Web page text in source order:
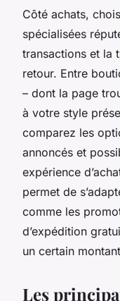
Côté achats,
spécialisées
transactions et la
retour. Entre
– dont la page
à votre style
comparez les
annoncés et
expérience
permet de
comme les
d’expédition
un certain
Les